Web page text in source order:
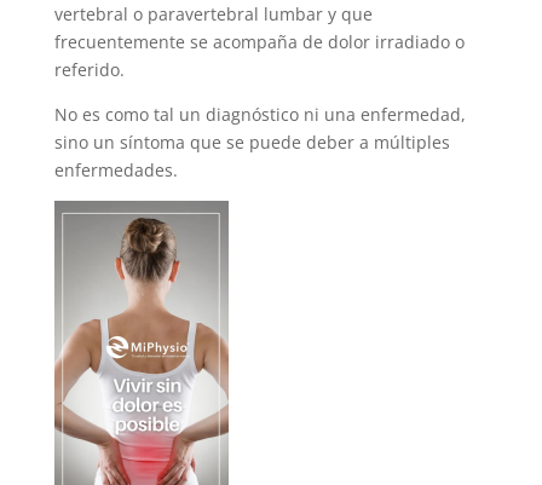
vertebral o paravertebral lumbar y que
frecuentemente se acompaña de dolor irradiado o
referido.
No es como tal un diagnóstico ni una enfermedad,
sino un síntoma que se puede deber a múltiples
enfermedades.